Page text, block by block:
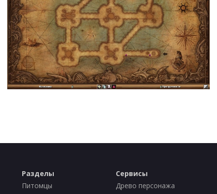
Разделы
Питомцы
Сервисы
Древо персонажа